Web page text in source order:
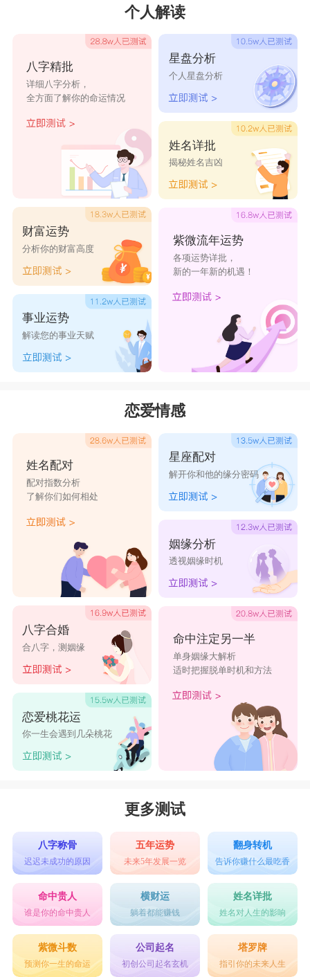
至阳奶茶 尚微奶茶
智月奶茶 千里之外奶
夏日飘香奶 优味奶茶 ilove
飘香坊 拓运奶茶
旺阁奶茶 讯奇奶茶 多乐多奶茶
贝尔乐奶茶
店
财跃奶茶 晶瑞奶茶
个人解读
八字精批
详细八字分析，
全方面了解你的命运情况
财富运势
分析你的财富高度
事业运势
解读您的事业天赋
星盘分析
个人星盘分析
姓名详批
揭秘姓名吉凶
紫微流年运势
各项运势详批，
新的一年新的机遇！
恋爱情感
姓名配对
配对指数分析
了解你们如何相处
八字合婚
合八字，测姻缘
恋爱桃花运
你一生会遇到几朵桃花
星座配对
解开你和他的缘分密码
姻缘分析
透视姻缘时机
命中注定另一半
单身姻缘大解析
适时把握脱单时机和方法
更多测试
八字称骨
迟迟未成功的原因
五年运势
未来5年发展一览
翻身转机
告诉你赚什么最吃香
命中贵人
谁是你的命中贵人
横财运
躺着都能赚钱
姓名详批
姓名对人生的影响
紫微斗数
预测你一生的命运
公司起名
初创公司起名玄机
塔罗牌
指引你的未来人生